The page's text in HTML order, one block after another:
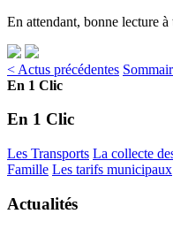
En attendant, bonne lecture à
< Actus précédentes
En 1 Clic
En 1 Clic
Les Transports La collecte
Famille Les tarifs municipaux
Actualités